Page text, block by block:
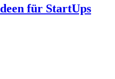
für StartUps